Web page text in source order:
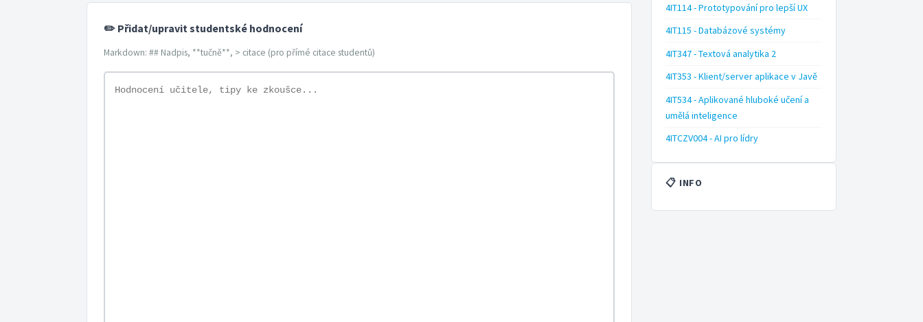
✏️ Přidat/upravit studentské hodnocení
Markdown: ## Nadpis, **tučně**, > citace (pro přímé citace studentů)
4IT114 - Prototypování pro lepší UX
4IT115 - Databázové systémy
4IT347 - Textová analytika 2
4IT353 - Klient/server aplikace v Javě
4IT534 - Aplikované hluboké učení a
umělá inteligence
4ITCZV004 - AI pro lídry
📋 INFO